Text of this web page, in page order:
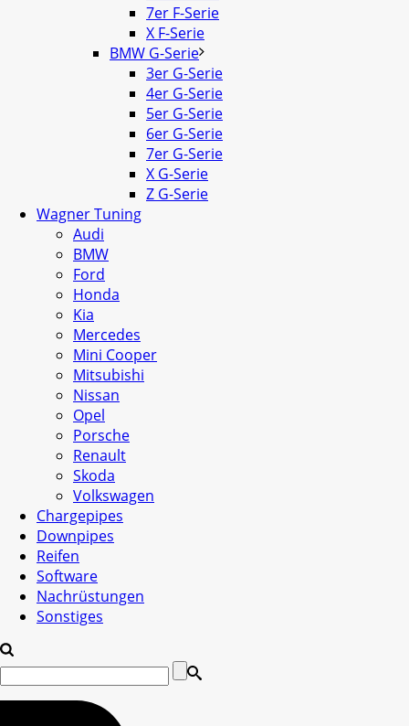
7er F-Serie
X F-Serie
BMW G-Serie
3er G-Serie
4er G-Serie
5er G-Serie
6er G-Serie
7er G-Serie
X G-Serie
Z G-Serie
Wagner Tuning
Audi
BMW
Ford
Honda
Kia
Mercedes
Mini Cooper
Mitsubishi
Nissan
Opel
Porsche
Renault
Skoda
Volkswagen
Chargepipes
Downpipes
Reifen
Software
Nachrüstungen
Sonstiges